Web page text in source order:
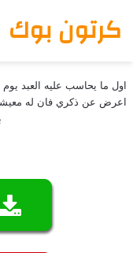
كرتون بوك
اول ما يحاسب عليه العبد
اعرض عن ذكري فان له